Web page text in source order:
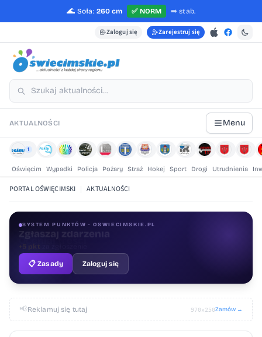
🌊 Soła: 260 cm ✅ NORM ➡️stab.
Zaloguj się Zarejestruj się
AKTUALNOŚCI Menu
1
Oświęcim Wypadki Policja Pożary Straż Hokej Sport Drogi Utrudnienia
PORTAL OŚWIĘCIMSKI | AKTUALNOŚCI
SYSTEM PUNKTÓW · OSWIECIMSKIE.PL
Oceniaj treści
📋 Zasady
Zaloguj się
📢Reklamuj się tutaj 970×250Zamów →